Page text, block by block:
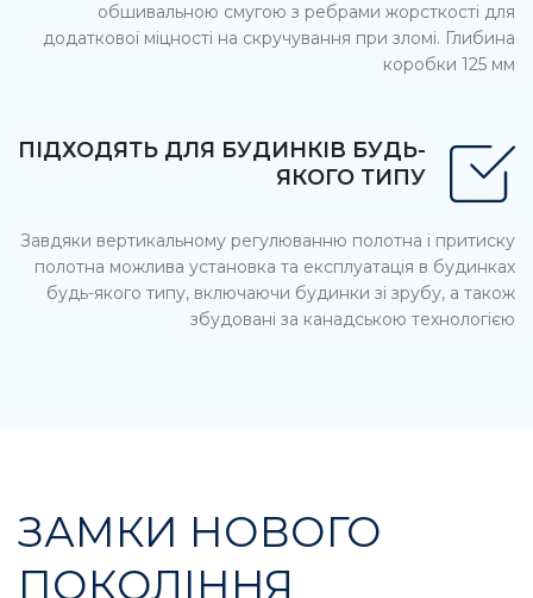
обшивальною смугою з ребрами жорсткості для
додаткової міцності на скручування при зломі. Глибина
коробки 125 мм
ПІДХОДЯТЬ ДЛЯ БУДИНКІВ БУДЬ-
ЯКОГО ТИПУ
Завдяки вертикальному регулюванню полотна і притиску
полотна можлива установка та експлуатація в будинках
будь-якого типу, включаючи будинки зі зрубу, а також
збудовані за канадською технологією
ЗАМКИ НОВОГО
ПОКОЛІННЯ